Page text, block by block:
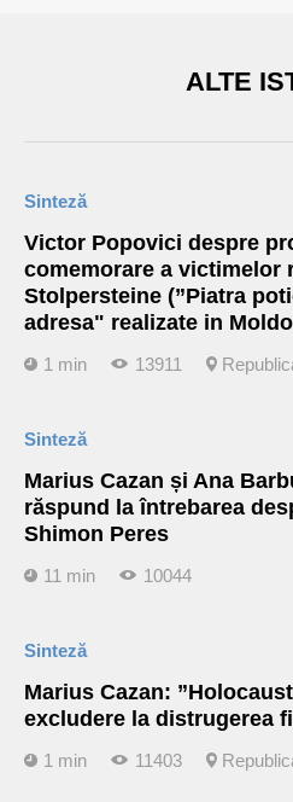
ALTE
Sinteză
Victor Popovici despre
comemorare a victimelor
Stolpersteine (”Piatra
adresa" realizate in
1 min 13911
Sinteză
Marius Cazan și Ana
răspund la întrebarea
Shimon Peres
11 min 10044
Sinteză
Marius Cazan:
excludere la distrugerea
1 min 11403